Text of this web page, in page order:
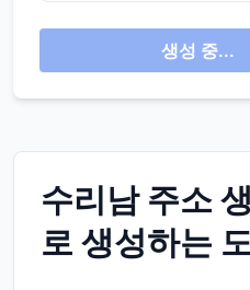
생성 중...
수리남 주소
로 생성하는